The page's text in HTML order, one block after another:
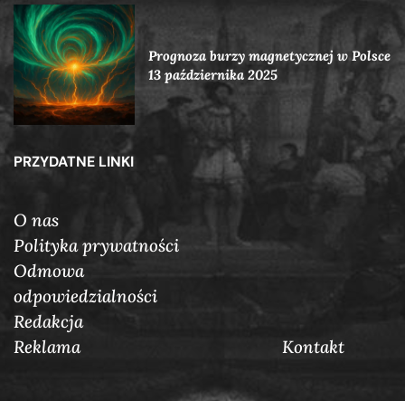
Prognoza burzy magnetycznej w Polsce
13 października 2025
PRZYDATNE LINKI
O nas
Polityka prywatności
Odmowa
odpowiedzialności
Redakcja
Reklama
Кontakt